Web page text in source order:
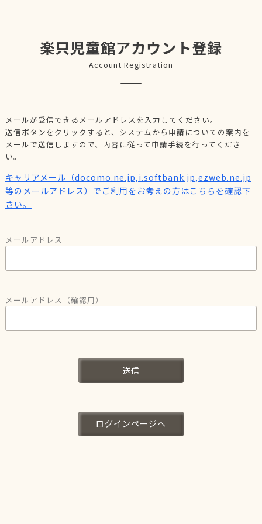
楽只児童館アカウント登録
Account Registration
メールが受信できるメールアドレスを入力してください。
送信ボタンをクリックすると、システムから申請についての案内を
メールで送信しますので、内容に従って申請手続を行ってくださ
い。
キャリアメール（docomo.ne.jp,i.softbank.jp,ezweb.ne.jp
等のメールアドレス）でご利用をお考えの方はこちらを確認下
さい。
メールアドレス
メールアドレス（確認用）
送信
ログインページへ